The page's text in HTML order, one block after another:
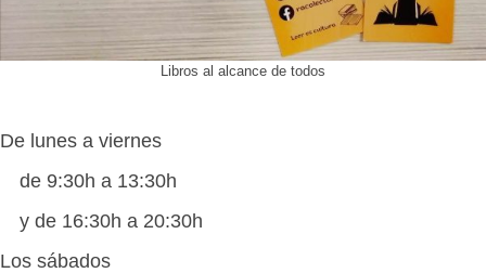
Libros al alcance de todos
De lunes a viernes
de 9:30h a 13:30h
y de 16:30h a 20:30h
Los sábados